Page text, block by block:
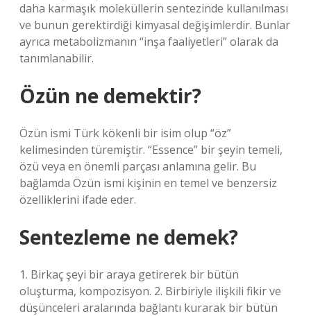
daha karmaşık moleküllerin sentezinde kullanılması
ve bunun gerektirdiği kimyasal değişimlerdir. Bunlar
ayrıca metabolizmanın “inşa faaliyetleri” olarak da
tanımlanabilir.
Özün ne demektir?
Özün ismi Türk kökenli bir isim olup “öz”
kelimesinden türemiştir. “Essence” bir şeyin temeli,
özü veya en önemli parçası anlamına gelir. Bu
bağlamda Özün ismi kişinin en temel ve benzersiz
özelliklerini ifade eder.
Sentezleme ne demek?
1. Birkaç şeyi bir araya getirerek bir bütün
oluşturma, kompozisyon. 2. Birbiriyle ilişkili fikir ve
düşünceleri aralarında bağlantı kurarak bir bütün